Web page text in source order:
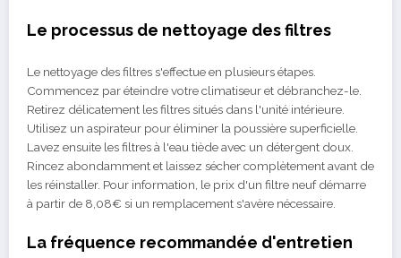
Le processus de nettoyage des filtres
Le nettoyage des filtres s'effectue en plusieurs étapes.
Commencez par éteindre votre climatiseur et débranchez-le.
Retirez délicatement les filtres situés dans l'unité intérieure.
Utilisez un aspirateur pour éliminer la poussière superficielle.
Lavez ensuite les filtres à l'eau tiède avec un détergent doux.
Rincez abondamment et laissez sécher complètement avant de
les réinstaller. Pour information, le prix d'un filtre neuf démarre
à partir de 8,08€ si un remplacement s'avère nécessaire.
La fréquence recommandée d'entretien